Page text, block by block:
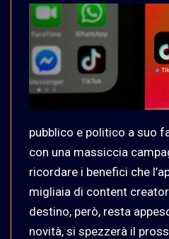
pubblico e politico a suo
con una massiccia
ricordare i benefici che
migliaia di content
destino, però, resta
novità, si spezzerà il